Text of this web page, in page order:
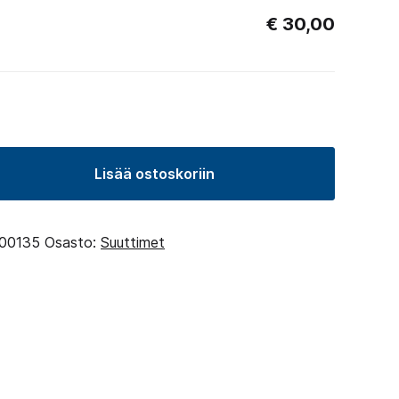
€ 30,00
Lisää ostoskoriin
Osasto: Suuttimet